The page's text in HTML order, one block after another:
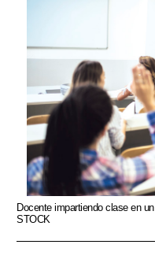
Docente impartiendo clase en
STOCK